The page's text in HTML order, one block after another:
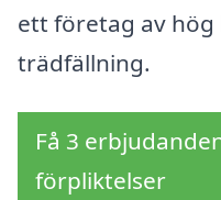
ett företag av
trädfällning.
Få 3
förpliktelser